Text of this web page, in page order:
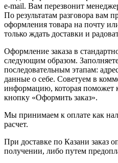
e-mail. Вам перезвонит
По результатам разговора вам
оформления товара на почту
только ждать доставки и
Оформление заказа в
следующим образом.
последовательным этапам:
данные о себе. Советуем в
информацию, которая поможет
кнопку «Оформить заказ».
Мы принимаем к оплате как
расчет.
При доставке по Казани заказ
получении, либо путем